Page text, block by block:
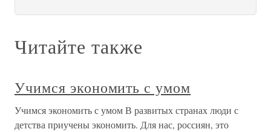
Читайте также
Учимся экономить с умом
Учимся экономить с умом В развитых странах люди с
детства приучены экономить. Для нас, россиян, это